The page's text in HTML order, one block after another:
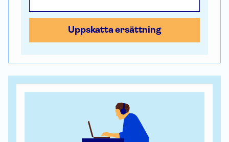
Uppskatta ersättning